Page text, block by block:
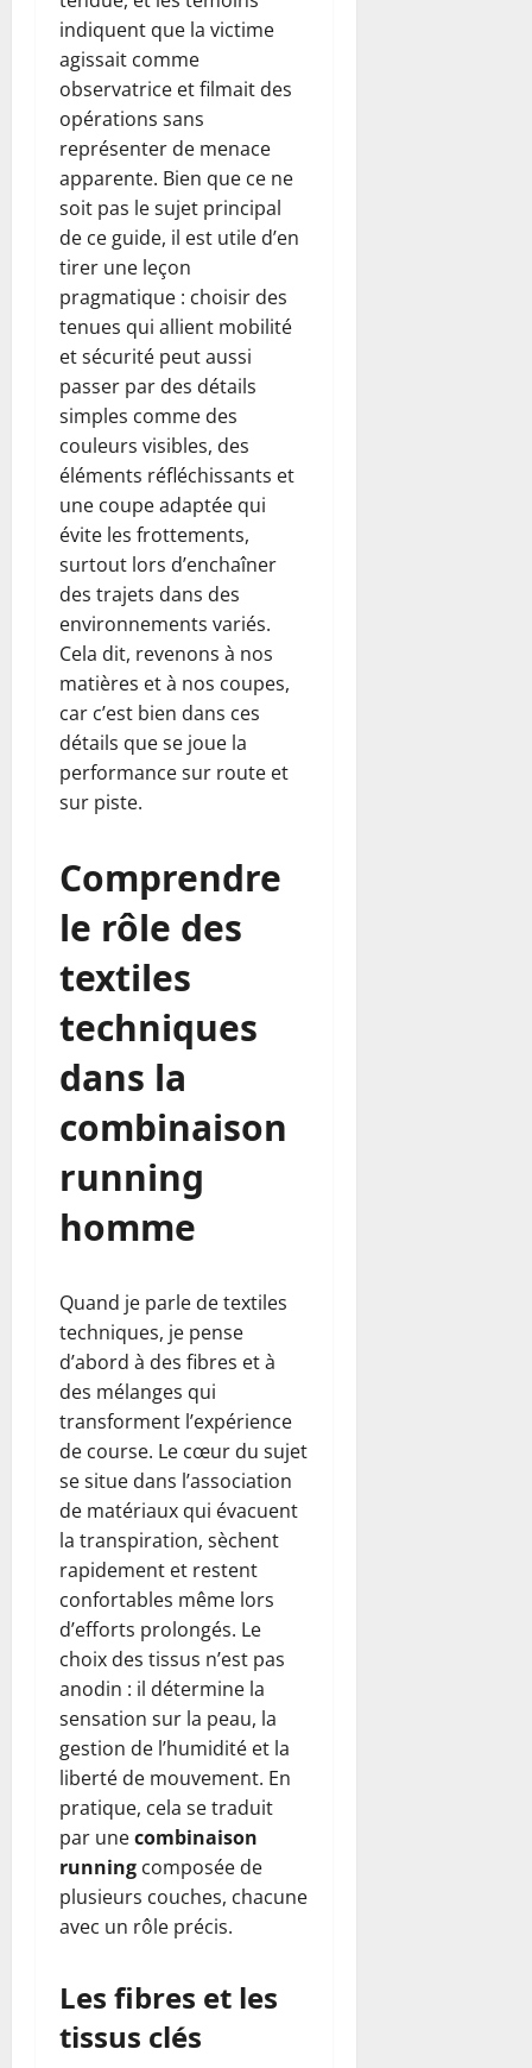
indiquent que la victime
agissait comme
observatrice et filmait des
opérations sans
représenter de menace
apparente. Bien que ce ne
soit pas le sujet principal
de ce guide, il est utile d’en
tirer une leçon
pragmatique : choisir des
tenues qui allient mobilité
et sécurité peut aussi
passer par des détails
simples comme des
couleurs visibles, des
éléments réfléchissants et
une coupe adaptée qui
évite les frottements,
surtout lors d’enchaîner
des trajets dans des
environnements variés.
Cela dit, revenons à nos
matières et à nos coupes,
car c’est bien dans ces
détails que se joue la
performance sur route et
sur piste.
Comprendre
le rôle des
textiles
techniques
dans la
combinaison
running
homme
Quand je parle de textiles
techniques, je pense
d’abord à des fibres et à
des mélanges qui
transforment l’expérience
de course. Le cœur du sujet
se situe dans l’association
de matériaux qui évacuent
la transpiration, sèchent
rapidement et restent
confortables même lors
d’efforts prolongés. Le
choix des tissus n’est pas
anodin : il détermine la
sensation sur la peau, la
gestion de l’humidité et la
liberté de mouvement. En
pratique, cela se traduit
par unecombinaison
running composée de
plusieurs couches, chacune
avec un rôle précis.
Les fibres et les
tissus clés